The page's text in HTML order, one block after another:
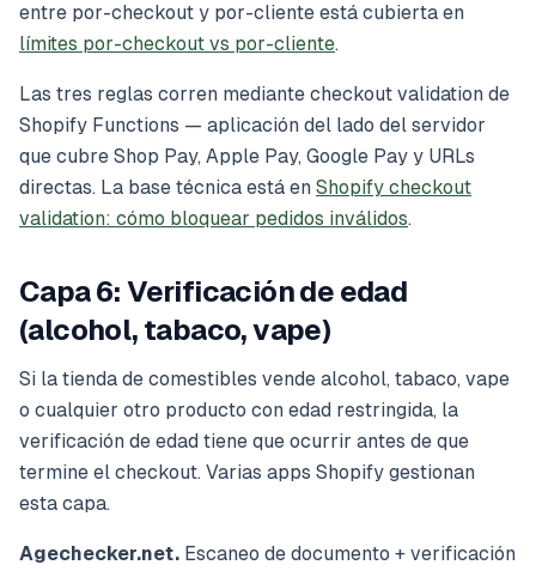
entre por-checkout y por-cliente está cubierta en
límites por-checkout vs por-cliente.
Las tres reglas corren mediante checkout validation de
Shopify Functions — aplicación del lado del servidor
que cubre Shop Pay, Apple Pay, Google Pay y URLs
directas. La base técnica está en Shopify checkout
validation: cómo bloquear pedidos inválidos.
Capa 6: Verificación de edad
(alcohol, tabaco, vape)
Si la tienda de comestibles vende alcohol, tabaco, vape
o cualquier otro producto con edad restringida, la
verificación de edad tiene que ocurrir antes de que
termine el checkout. Varias apps Shopify gestionan
esta capa.
Agechecker.net. Escaneo de documento + verificación